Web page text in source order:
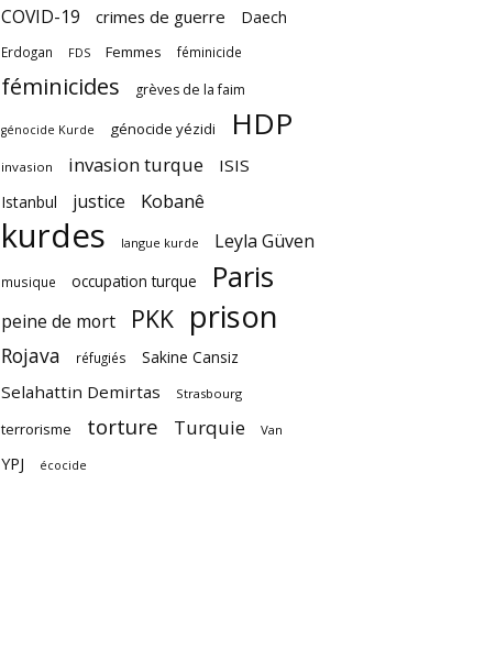
COVID-19 crimes de guerre Daech
Erdogan FDS Femmes féminicide
féminicides grèves de la faim
génocide Kurde génocide yézidi HDP
invasion invasion turque ISIS
Istanbul justice Kobanê
kurdes langue kurde Leyla Güven
musique occupation turque Paris
peine de mort PKK prison
Rojava réfugiés Sakine Cansiz
Selahattin Demirtas Strasbourg
terrorisme torture Turquie Van
YPJ écocide